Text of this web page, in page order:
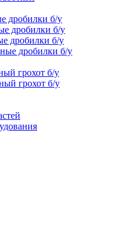
дробилки б/у
дробилки б/у
дробилки б/у
дробилки б/у
грохот б/у
грохот б/у